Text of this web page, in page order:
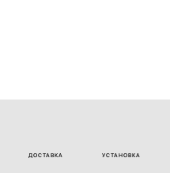
ДОСТАВКА УСТАНОВКА